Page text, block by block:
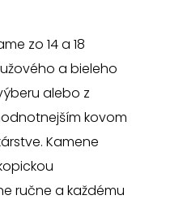
zo 14 a 18
a bieleho
alebo z
kovom
Kamene
ručne a každému